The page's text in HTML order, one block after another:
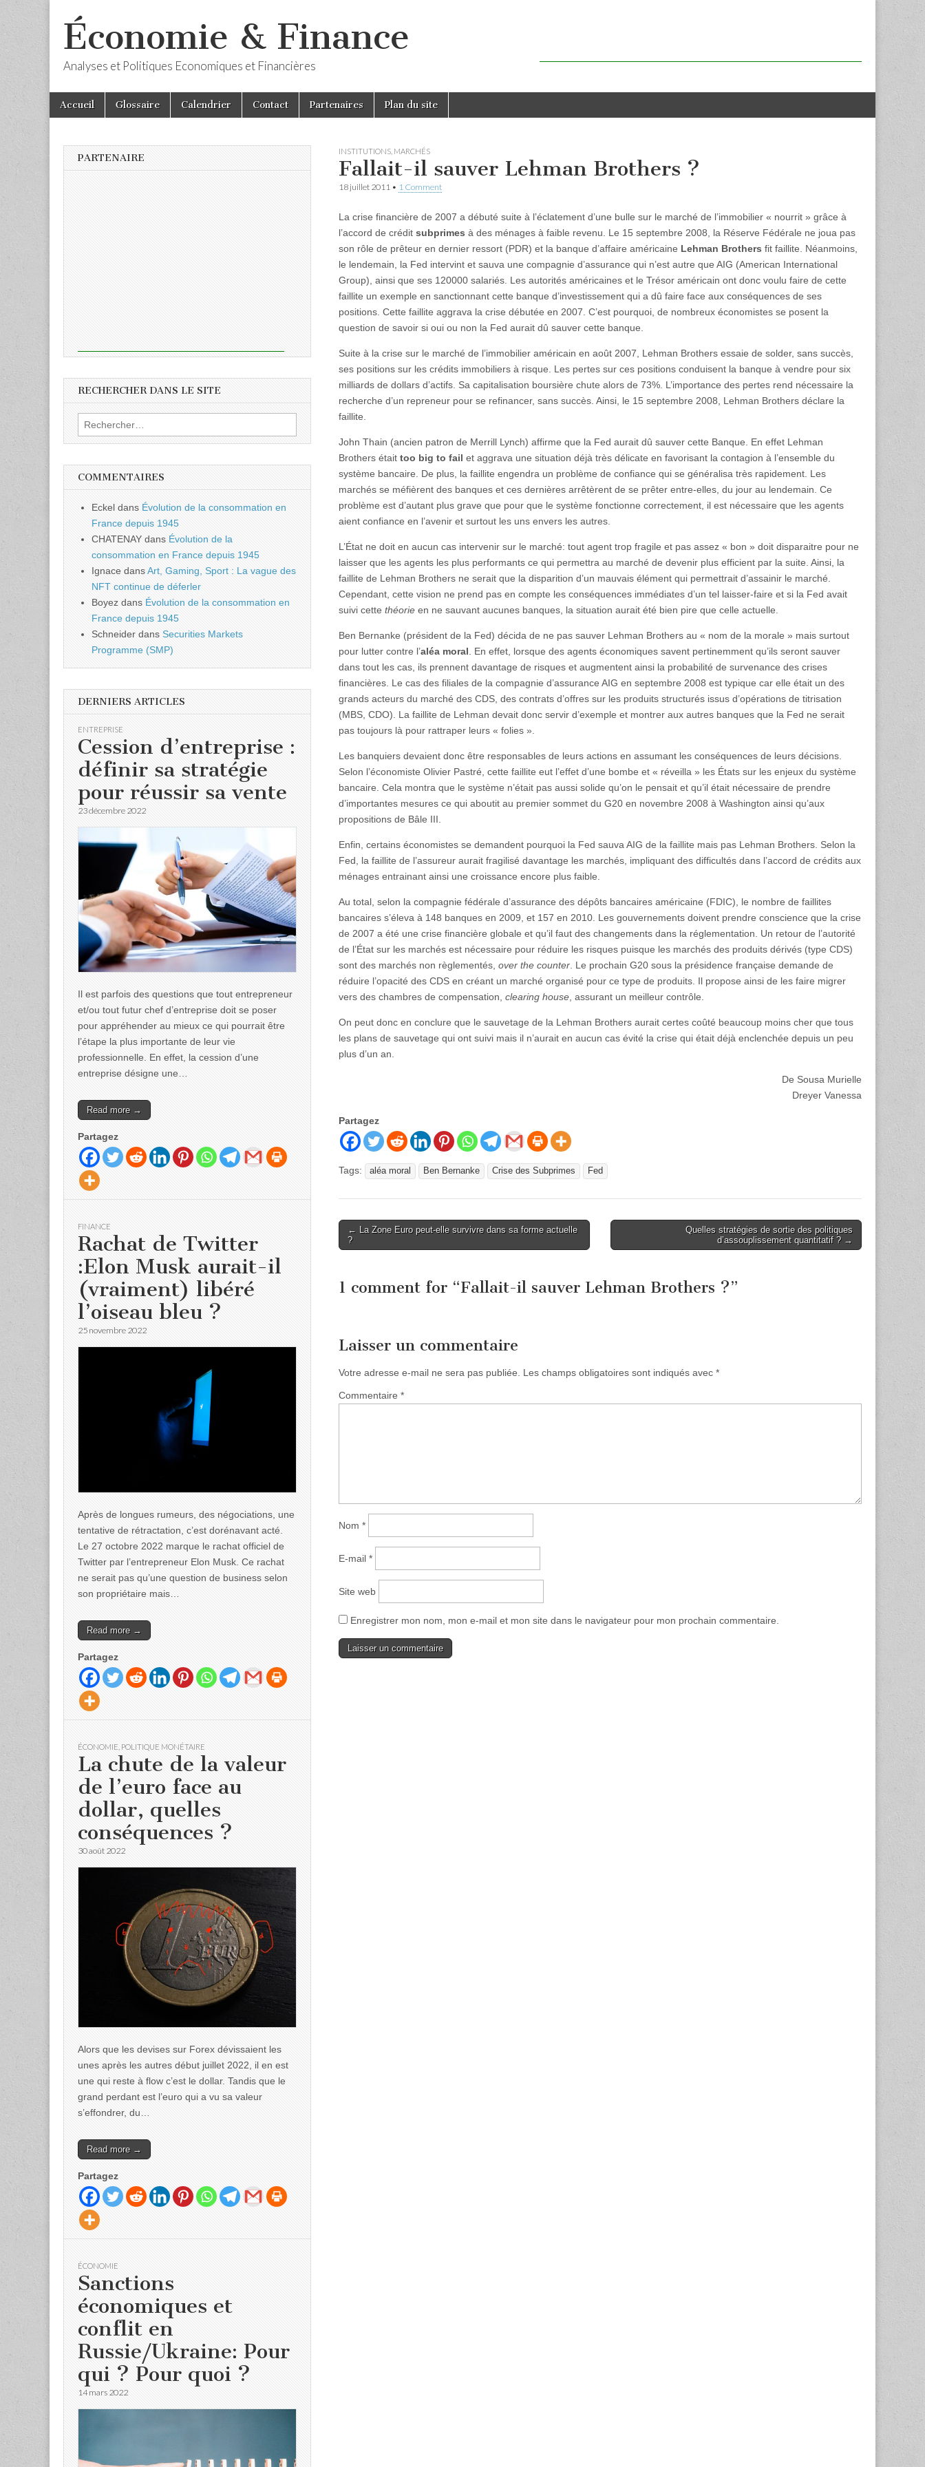
Économie & Finance
Analyses et Politiques Economiques et Financières
Main
menu
Skip
Accueil Glossaire Calendrier Contact Partenaires Plan du site
INSTITUTIONS MARCHÉS
Fallait-il sauver Lehman Brothers ?
18 juillet 2011 • 1 Comment
La crise financière de 2007 a débuté suite à l’éclatement d’une bulle sur le marché de l’immobilier « nourrit » grâce à
l’accord de créditsubprimes à des ménages à faible revenu. Le 15 septembre 2008, la Réserve Fédérale ne joua pas
son rôle de prêteur en dernier ressort (PDR) et la banque d’affaire américaine Lehman Brothers fit faillite. Néanmoins,
le lendemain, la Fed intervint et sauva une compagnie d’assurance qui n’est autre que AIG (American International
Group), ainsi que ses 120000 salariés. Les autorités américaines et le Trésor américain ont donc voulu faire de cette
faillite un exemple en sanctionnant cette banque d’investissement qui a dû faire face aux conséquences de ses
positions. Cette faillite aggrava la crise débutée en 2007. C’est pourquoi, de nombreux économistes se posent la
question de savoir si oui ou non la Fed aurait dû sauver cette banque.
Suite à la crise sur le marché de l’immobilier américain en août 2007, Lehman Brothers essaie de solder, sans succès,
ses positions sur les crédits immobiliers à risque. Les pertes sur ces positions conduisent la banque à vendre pour six
milliards de dollars d’actifs. Sa capitalisation boursière chute alors de 73%. L’importance des pertes rend nécessaire la
recherche d’un repreneur pour se refinancer, sans succès. Ainsi, le 15 septembre 2008, Lehman Brothers déclare la
faillite.
John Thain (ancien patron de Merrill Lynch) affirme que la Fed aurait dû sauver cette Banque. En effet Lehman
Brothers étaittoo big to fail et aggrava une situation déjà très délicate en favorisant la contagion à l’ensemble du
système bancaire. De plus, la faillite engendra un problème de confiance qui se généralisa très rapidement. Les
marchés se méfièrent des banques et ces dernières arrêtèrent de se prêter entre-elles, du jour au lendemain. Ce
problème est d’autant plus grave que pour que le système fonctionne correctement, il est nécessaire que les agents
aient confiance en l’avenir et surtout les uns envers les autres.
L’État ne doit en aucun cas intervenir sur le marché: tout agent trop fragile et pas assez « bon » doit disparaitre pour ne
laisser que les agents les plus performants ce qui permettra au marché de devenir plus efficient par la suite. Ainsi, la
faillite de Lehman Brothers ne serait que la disparition d’un mauvais élément qui permettrait d’assainir le marché.
Cependant, cette vision ne prend pas en compte les conséquences immédiates d’un tel laisser-faire et si la Fed avait
suivi cettethéorie en ne sauvant aucunes banques, la situation aurait été bien pire que celle actuelle.
Ben Bernanke (président de la Fed) décida de ne pas sauver Lehman Brothers au « nom de la morale » mais surtout
pour lutter contre l’aléa moral . En effet, lorsque des agents économiques savent pertinemment qu’ils seront sauver
dans tout les cas, ils prennent davantage de risques et augmentent ainsi la probabilité de survenance des crises
financières. Le cas des filiales de la compagnie d’assurance AIG en septembre 2008 est typique car elle était un des
grands acteurs du marché des CDS, des contrats d’offres sur les produits structurés issus d’opérations de titrisation
(MBS, CDO). La faillite de Lehman devait donc servir d’exemple et montrer aux autres banques que la Fed ne serait
pas toujours là pour rattraper leurs « folies ».
Les banquiers devaient donc être responsables de leurs actions en assumant les conséquences de leurs décisions.
Selon l’économiste Olivier Pastré, cette faillite eut l’effet d’une bombe et « réveilla » les États sur les enjeux du système
bancaire. Cela montra que le système n’était pas aussi solide qu’on le pensait et qu’il était nécessaire de prendre
d’importantes mesures ce qui aboutit au premier sommet du G20 en novembre 2008 à Washington ainsi qu’aux
propositions de Bâle III.
Enfin, certains économistes se demandent pourquoi la Fed sauva AIG de la faillite mais pas Lehman Brothers. Selon la
Fed, la faillite de l’assureur aurait fragilisé davantage les marchés, impliquant des difficultés dans l’accord de crédits aux
ménages entrainant ainsi une croissance encore plus faible.
Au total, selon la compagnie fédérale d’assurance des dépôts bancaires américaine (FDIC), le nombre de faillites
bancaires s’éleva à 148 banques en 2009, et 157 en 2010. Les gouvernements doivent prendre conscience que la crise
de 2007 a été une crise financière globale et qu’il faut des changements dans la réglementation. Un retour de l’autorité
de l’État sur les marchés est nécessaire pour réduire les risques puisque les marchés des produits dérivés (type CDS)
sont des marchés non règlementés,over the counter . Le prochain G20 sous la présidence française demande de
réduire l’opacité des CDS en créant un marché organisé pour ce type de produits. Il propose ainsi de les faire migrer
vers des chambres de compensation,clearing house , assurant un meilleur contrôle.
On peut donc en conclure que le sauvetage de la Lehman Brothers aurait certes coûté beaucoup moins cher que tous
les plans de sauvetage qui ont suivi mais il n’aurait en aucun cas évité la crise qui était déjà enclenchée depuis un peu
plus d’un an.
De Sousa Murielle
Dreyer Vanessa
Partagez
Tags: aléa moral Ben Bernanke Crise des Subprimes Fed
Post
navigation
← La Zone Euro peut-elle survivre dans sa forme actuelle
?
Quelles stratégies de sortie des politiques
d’assouplissement quantitatif ? →
1 comment for “Fallait-il sauver Lehman Brothers ?”
Laisser un commentaire
Votre adresse e-mail ne sera pas publiée. Les champs obligatoires sont indiqués avec*
Commentaire*
Nom*
E-mail*
Site web
Enregistrer mon nom, mon e-mail et mon site dans le navigateur pour mon prochain commentaire.
PARTENAIRE
RECHERCHER DANS LE SITE
Rechercher :
COMMENTAIRES
Eckel dans Évolution de la consommation en
France depuis 1945
CHATENAY dans Évolution de la
consommation en France depuis 1945
Ignace dansArt, Gaming, Sport : La vague des
NFT continue de déferler
Boyez dans Évolution de la consommation en
France depuis 1945
Schneider dans Securities Markets
Programme (SMP)
DERNIERS ARTICLES
ENTREPRISE
Cession d’entreprise :
définir sa stratégie
pour réussir sa vente
23 décembre 2022
Il est parfois des questions que tout entrepreneur
et/ou tout futur chef d’entreprise doit se poser
pour appréhender au mieux ce qui pourrait être
l’étape la plus importante de leur vie
professionnelle. En effet, la cession d’une
entreprise désigne une…
Read more →
Partagez
FINANCE
Rachat de Twitter
:Elon Musk aurait-il
(vraiment) libéré
l’oiseau bleu ?
25 novembre 2022
Après de longues rumeurs, des négociations, une
tentative de rétractation, c’est dorénavant acté.
Le 27 octobre 2022 marque le rachat officiel de
Twitter par l’entrepreneur Elon Musk. Ce rachat
ne serait pas qu’une question de business selon
son propriétaire mais…
Read more →
Partagez
ÉCONOMIE POLITIQUE MONÉTAIRE
La chute de la valeur
de l’euro face au
dollar, quelles
conséquences ?
30 août 2022
Alors que les devises sur Forex dévissaient les
unes après les autres début juillet 2022, il en est
une qui reste à flow c’est le dollar. Tandis que le
grand perdant est l’euro qui a vu sa valeur
s’effondrer, du…
Read more →
Partagez
ÉCONOMIE
Sanctions
économiques et
conflit en
Russie/Ukraine: Pour
qui ? Pour quoi ?
14 mars 2022